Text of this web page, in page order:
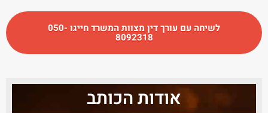
לשיחה עם עורך דין מצוות המשרד חייגו 050-
8092318
אודות הכותב